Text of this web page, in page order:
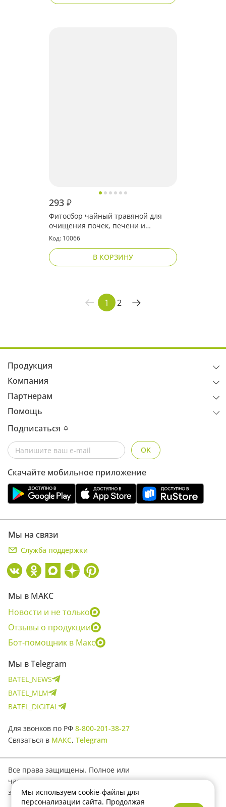
293 ₽
Фитосбор чайный травяной для
очищения почек, печени и
кишечника
Код: 10066
В КОРЗИНУ
1 2
Компания
Партнерам
Продукция
Помощь
Подписаться
OK
Скачайте мобильное приложение
Мы на связи
Служба поддержки
Мы в МАКС
Новости и не только
Отзывы о продукции
Бот-помощник в Макс
Мы в Telegram
BATEL_NEWS
BATEL_MLM
BATEL_DIGITAL
Для звонков по РФ 8-800-201-38-27
Связаться в МАКС, Telegram
Все права защищены. Полное или
частичное копирование материалов
запрещено.
Мы используем cookie-файлы для
персонализации сайта. Продолжая